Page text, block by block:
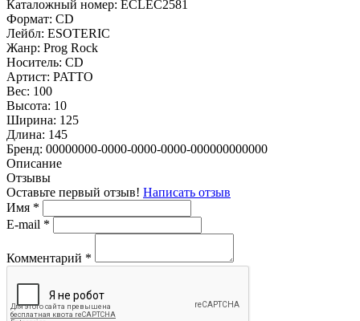
Каталожный номер: ECLEC2581
Формат: CD
Лейбл: ESOTERIC
Жанр: Prog Rock
Носитель: CD
Артист: PATTO
Вес: 100
Высота: 10
Ширина: 125
Длина: 145
Бренд: 00000000-0000-0000-0000-000000000000
Описание
Отзывы
Оставьте первый отзыв! Написать отзыв
Имя *
E-mail *
Комментарий *